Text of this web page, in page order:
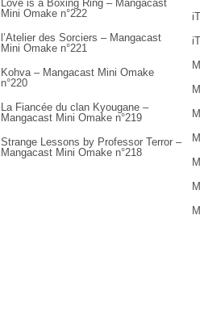
Love is a Boxing Ring – Mangacast
Mini Omake n°222
l’Atelier des Sorciers – Mangacast
Mini Omake n°221
Kohva – Mangacast Mini Omake
n°220
La Fiancée du clan Kyougane –
Mangacast Mini Omake n°219
Strange Lessons by Professor Terror –
Mangacast Mini Omake n°218